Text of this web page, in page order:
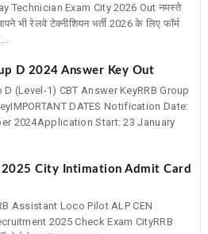
Technician Exam City 2026 Out नमस्ते
भी रेलवे टेक्नीशियन भर्ती 2026 के लिए फॉर्म
D 2024 Answer Key Out
D (Level-1) CBT Answer KeyRRB Group
DATES Notification Date:
2024Application Start: 23 January
2025 City Intimation Admit Card
Assistant Loco Pilot ALP CEN
2025 Check Exam CityRRB